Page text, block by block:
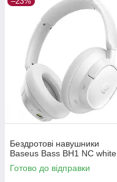
Бездротові навушники
Baseus Bass BH1 NC white
Готово до відправки